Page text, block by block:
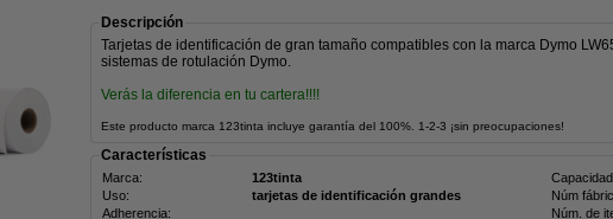
Descripción
Tarjetas de identificación de gran tamaño compatibles con la marca Dymo
sistemas de rotulación Dymo.
Verás la diferencia en tu cartera!!!!
Este producto marca 123tinta incluye garantía del 100%. 1-2-3 ¡sin preocupaciones!
Características
Marca: 123tinta
Uso:
tarjetas de identificación grandes Núm
Adherencia:
Núm. de